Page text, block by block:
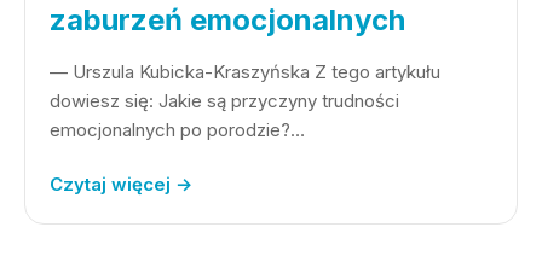
zaburzeń emocjonalnych
— Urszula Kubicka-Kraszyńska Z tego artykułu
dowiesz się: Jakie są przyczyny trudności
emocjonalnych po porodzie?…
Czytaj więcej →